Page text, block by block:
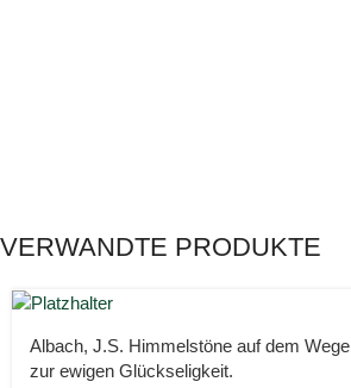
VERWANDTE PRODUKTE
Albach, J.S. Himmelstöne auf dem Wege
zur ewigen Glückseligkeit.